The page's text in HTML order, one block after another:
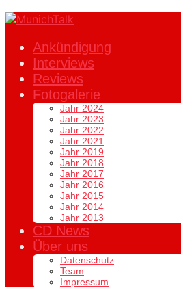
Ankündigung
Interviews
Reviews
Fotogalerie
Jahr 2024
Jahr 2023
Jahr 2022
Jahr 2021
Jahr 2019
Jahr 2018
Jahr 2017
Jahr 2016
Jahr 2015
Jahr 2014
Jahr 2013
CD News
Über uns
Datenschutz
Team
Impressum